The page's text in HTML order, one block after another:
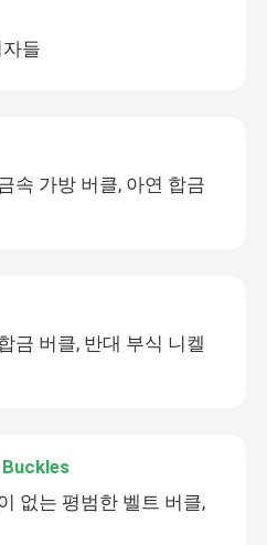
들
속 가방 버클, 아연 합금
금 버클, 반대 부식 니켈
없는 평범한 벨트 버클,